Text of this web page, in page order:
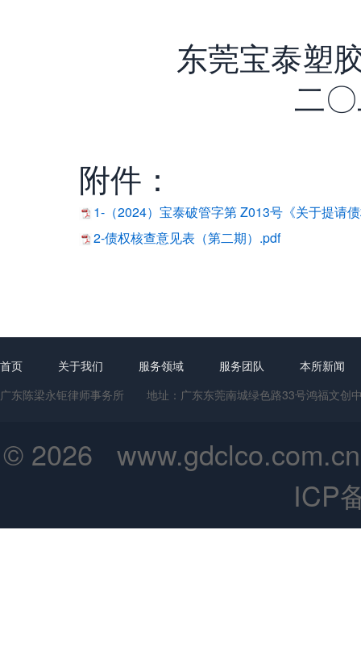
东莞宝泰塑
二
附件：
1-（2024）宝泰破管字第 Z013号《关于提请
2-债权核查意见表（第二期）.pdf
首页 关于我们 服务领域 服务团队
本所新闻
广东陈梁永钜律师事务所 地址：广东东莞南城绿色路33号鸿福
© 2026
ICP备